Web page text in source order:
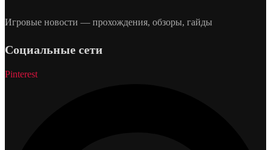
Игровые новости — прохождения, обзоры, гайды
Социальные сети
Pinterest